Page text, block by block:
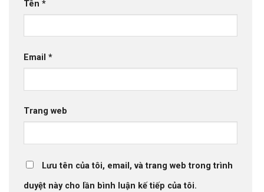
Tên *
Email *
Trang web
Lưu tên của tôi, email, và trang web trong trình
duyệt này cho lần bình luận kế tiếp của tôi.